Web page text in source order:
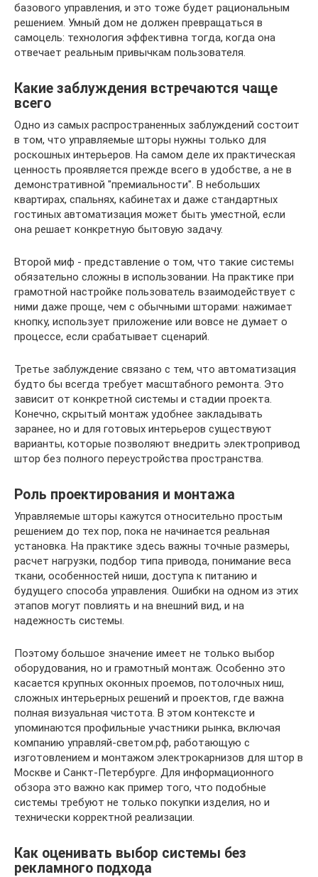
базового управления, и это тоже будет рациональным
решением. Умный дом не должен превращаться в
самоцель: технология эффективна тогда, когда она
отвечает реальным привычкам пользователя.
Какие заблуждения встречаются чаще
всего
Одно из самых распространенных заблуждений состоит
в том, что управляемые шторы нужны только для
роскошных интерьеров. На самом деле их практическая
ценность проявляется прежде всего в удобстве, а не в
демонстративной "премиальности". В небольших
квартирах, спальнях, кабинетах и даже стандартных
гостиных автоматизация может быть уместной, если
она решает конкретную бытовую задачу.
Второй миф - представление о том, что такие системы
обязательно сложны в использовании. На практике при
грамотной настройке пользователь взаимодействует с
ними даже проще, чем с обычными шторами: нажимает
кнопку, использует приложение или вовсе не думает о
процессе, если срабатывает сценарий.
Третье заблуждение связано с тем, что автоматизация
будто бы всегда требует масштабного ремонта. Это
зависит от конкретной системы и стадии проекта.
Конечно, скрытый монтаж удобнее закладывать
заранее, но и для готовых интерьеров существуют
варианты, которые позволяют внедрить электропривод
штор без полного переустройства пространства.
Роль проектирования и монтажа
Управляемые шторы кажутся относительно простым
решением до тех пор, пока не начинается реальная
установка. На практике здесь важны точные размеры,
расчет нагрузки, подбор типа привода, понимание веса
ткани, особенностей ниши, доступа к питанию и
будущего способа управления. Ошибки на одном из этих
этапов могут повлиять и на внешний вид, и на
надежность системы.
Поэтому большое значение имеет не только выбор
оборудования, но и грамотный монтаж. Особенно это
касается крупных оконных проемов, потолочных ниш,
сложных интерьерных решений и проектов, где важна
полная визуальная чистота. В этом контексте и
упоминаются профильные участники рынка, включая
компанию управляй-светом.рф, работающую с
изготовлением и монтажом электрокарнизов для штор в
Москве и Санкт-Петербурге. Для информационного
обзора это важно как пример того, что подобные
системы требуют не только покупки изделия, но и
технически корректной реализации.
Как оценивать выбор системы без
рекламного подхода